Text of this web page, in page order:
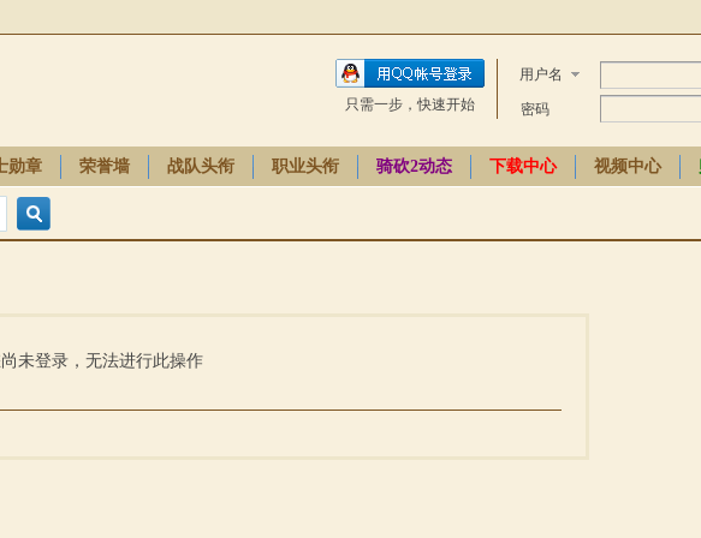
用户名
密码
只需一步，快速开始
勋章 荣誉墙 战队头衔 职业头衔 骑砍2动态 下载中心 视频中心
索
未登录，无法进行此操作